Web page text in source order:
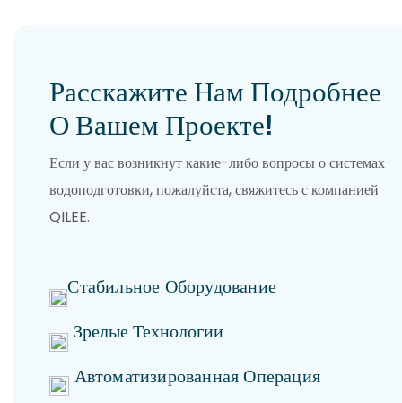
Расскажите Нам Подробнее
О Вашем Проекте!
Если у вас возникнут какие-либо вопросы о системах
водоподготовки, пожалуйста, свяжитесь с компанией
QILEE.
Стабильное Оборудование
Зрелые Технологии
Автоматизированная Операция